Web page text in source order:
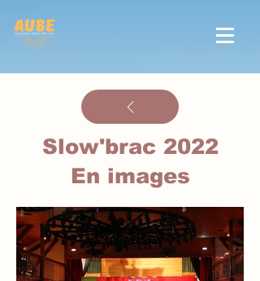
Slow'brac 2022
En images